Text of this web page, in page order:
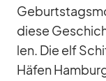
diese
len. Die elf
Hä­fen